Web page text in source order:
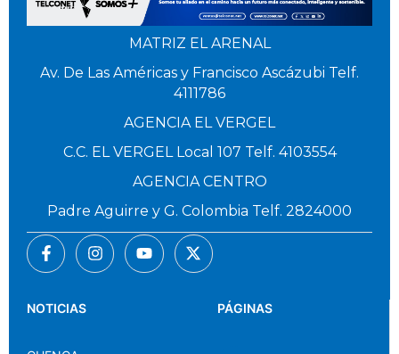
PÁGINAS
NOTICIAS
MATRIZ EL ARENAL
Av. De Las Américas y Francisco Ascázubi Telf.
4111786
AGENCIA EL VERGEL
C.C. EL VERGEL Local 107 Telf. 4103554
AGENCIA CENTRO
Padre Aguirre y G. Colombia Telf. 2824000